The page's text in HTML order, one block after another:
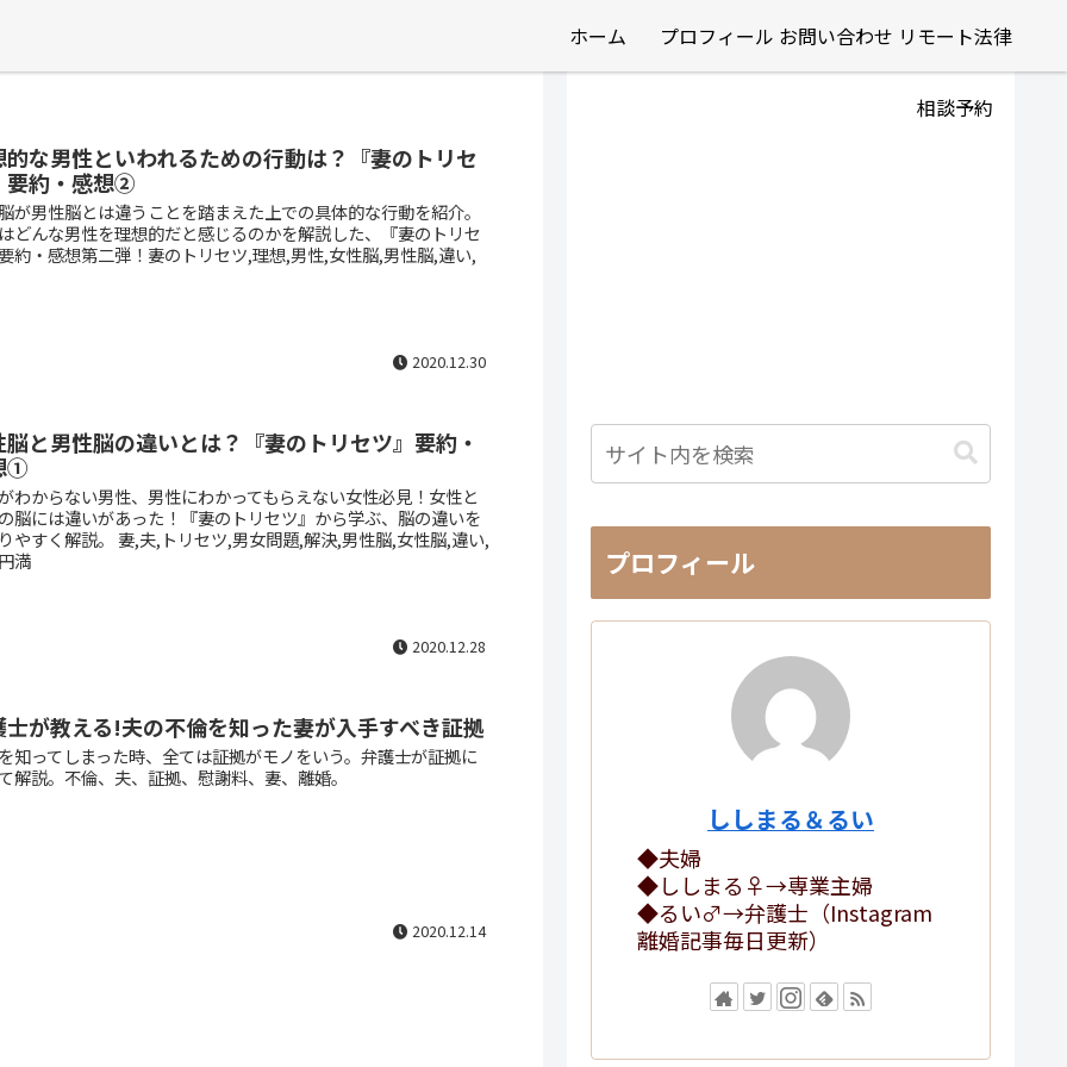
ホーム プロフィール お問い合わせ リモート法律
相談予約
的な男性といわれるための行動は？『妻のトリセ
要約・感想②
が男性脳とは違うことを踏まえた上での具体的な行動を紹介。
どんな男性を理想的だと感じるのかを解説した、『妻のトリセ
約・感想第二弾！妻のトリセツ,理想,男性,女性脳,男性脳,違い,
2020.12.30
脳と男性脳の違いとは？『妻のトリセツ』要約・
①
わからない男性、男性にわかってもらえない女性必見！女性と
脳には違いがあった！『妻のトリセツ』から学ぶ、脳の違いを
やすく解説。 妻,夫,トリセツ,男女問題,解決,男性脳,女性脳,違い,
満
2020.12.28
士が教える!夫の不倫を知った妻が入手すべき証拠
知ってしまった時、全ては証拠がモノをいう。弁護士が証拠に
解説。不倫、夫、証拠、慰謝料、妻、離婚。
2020.12.14
プロフィール
ししまる＆るい
◆夫婦
◆ししまる♀→専業主婦
◆るい♂→弁護士（Instagram
離婚記事毎日更新）